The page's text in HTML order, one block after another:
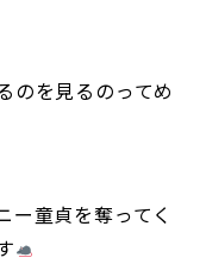
のを見るのってめ
ー童貞を奪ってく